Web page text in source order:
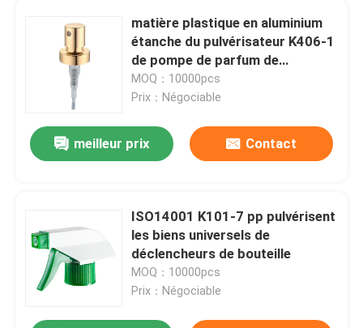
matière plastique en aluminium
étanche du pulvérisateur K406-1
de pompe de parfum de
12/20mm
MOQ：10000pcs
Prix：Négociable
meilleur prix Contact
ISO14001 K101-7 pp pulvérisent
les biens universels de
déclencheurs de bouteille
MOQ：10000pcs
Prix：Négociable